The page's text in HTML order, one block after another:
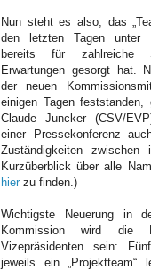
Nun steht es also, das
den letzten Tagen unter
bereits für zahlreiche
Erwartungen gesorgt hat.
der neuen
einigen Tagen feststanden,
Claude Juncker (CSV/
einer Pressekonferenz
Zuständigkeiten zwischen
Kurzüberblick über alle
hier zu finden.)
Wichtigste Neuerung in
Kommission wird die
Vizepräsidenten sein:
jeweils ein